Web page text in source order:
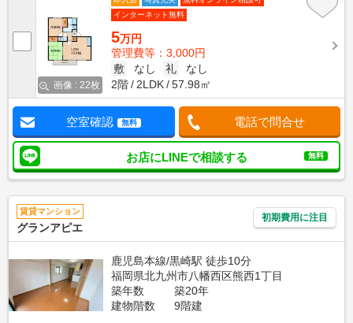
画像 : 22枚
インターネット無料
5万円
管理費等：3,000円
敷
なし 礼
なし
2階
2LDK 57.98㎡
空室確認 無料 電話で問合せ
お店にLINEで相談する 無料
賃貸マンション
グランアピエ
初期費用に注目
鹿児島本線/黒崎駅 徒歩10分
福岡県北九州市八幡西区熊西1丁目
築年数
築20年
建物階数
9階建